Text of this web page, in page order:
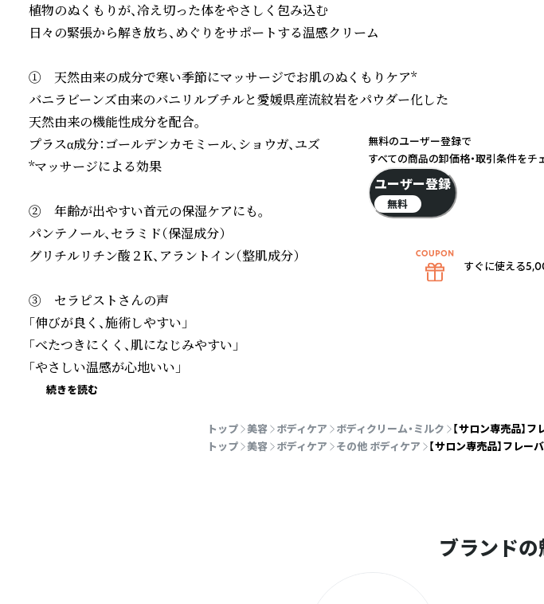
植物のぬくもりが、冷え切った体をやさしく包み込む
日々の緊張から解き放ち、めぐりをサポートする温感クリーム
①	天然由来の成分で寒い季節にマッサージでお肌のぬくもりケア*
バニラビーンズ由来のバニリルブチルと愛媛県産流紋岩をパウダー化した
天然由来の機能性成分を配合。
プラスα成分：ゴールデンカモミール、ショウガ、ユズ
*マッサージによる効果
②	年齢が出やすい首元の保湿ケアにも。
パンテノール、セラミド（保湿成分）
グリチルリチン酸２K、アラントイン（整肌成分）
③	セラピストさんの声
「伸びが良く、施術しやすい」
「べたつきにくく、肌になじみやすい」
「やさしい温感が心地いい」
続きを読む
トップ 美容 ボディケア ボディクリーム・ミルク
【サロン専売品】
トップ
美容 ボディケア その他 ボディケア 【サロン専売品】フレ
ブランド
無料のユーザー登録で
すべての商品の卸価格・取引条件をチ
ユーザー登録
無料
すぐに使える